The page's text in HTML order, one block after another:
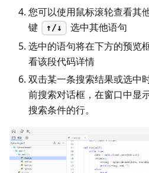
您可以使用鼠标滚轮查看其
键
↑/↓
选中其他语句
选中的语句将在下方的预览
看该段代码详情
双击某一条搜索结果或选中
前搜索对话框，在窗口中显
搜索条件的行。